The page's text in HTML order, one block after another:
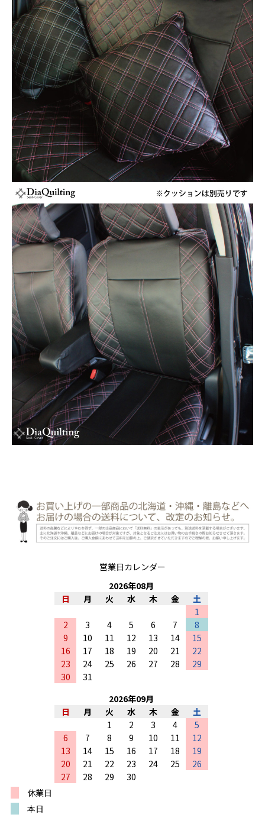
営業日カレンダー
2026年08月
日
月 火 水 木 金
土
1
2
3 4 5 6 7
8
9
10 11 12 13 14
15
16
17 18 19 20 21
22
23
24 25 26 27 28
29
30
31
2026年09月
日
月 火 水 木 金
土
1
2 3 4
5
6
7 8 9 10 11
12
13
14 15 16 17 18
19
20
21 22 23 24 25
26
27
28 29
30
休業日
本日